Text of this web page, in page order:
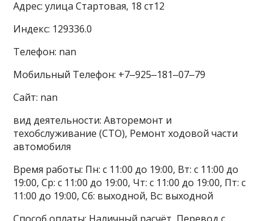
Адрес: улица Стартовая, 18 ст12
Индекс: 129336.0
Телефон: nan
Мобильный Телефон: +7‒925‒181‒07‒79
Сайт: nan
вид деятельности: Авторемонт и
техобслуживание (СТО), Ремонт ходовой части
автомобиля
Время работы: Пн: с 11:00 до 19:00, Вт: с 11:00 до
19:00, Ср: с 11:00 до 19:00, Чт: с 11:00 до 19:00, Пт: с
11:00 до 19:00, Сб: выходной, Вс: выходной